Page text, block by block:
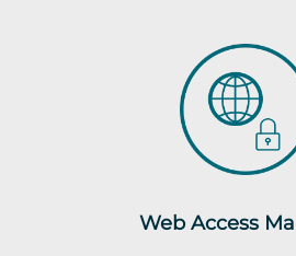
Web Access